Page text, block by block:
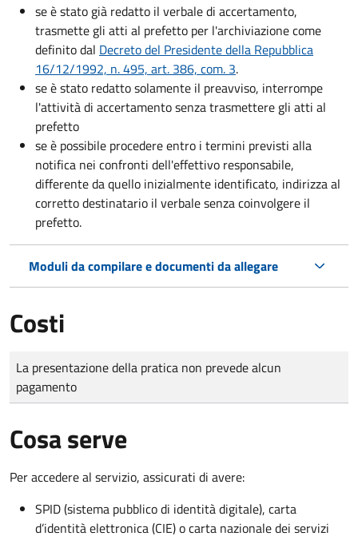
se è stato già redatto il verbale di accertamento,
trasmette gli atti al prefetto per l'archiviazione come
definito dal Decreto del Presidente della Repubblica
16/12/1992, n. 495, art. 386, com. 3.
se è stato redatto solamente il preavviso, interrompe
l'attività di accertamento senza trasmettere gli atti al
prefetto
se è possibile procedere entro i termini previsti alla
notifica nei confronti dell'effettivo responsabile,
differente da quello inizialmente identificato, indirizza al
corretto destinatario il verbale senza coinvolgere il
prefetto.
Moduli da compilare e documenti da allegare
Costi
Tipo di pagamento
Importo
La presentazione della pratica non prevede alcun
pagamento
Cosa serve
Per accedere al servizio, assicurati di avere:
SPID (sistema pubblico di identità digitale), carta
d’identità elettronica (CIE) o carta nazionale dei servizi